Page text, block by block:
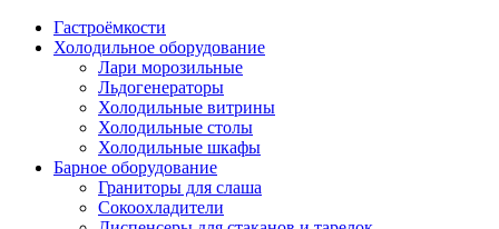
Гастроёмкости
Холодильное оборудование
Лари морозильные
Льдогенераторы
Холодильные витрины
Холодильные столы
Холодильные шкафы
Барное оборудование
Граниторы для слаша
Сокоохладители